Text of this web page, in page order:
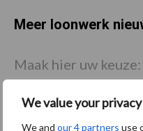
We value your privacy
We and our 4 partners use
Meer loonwerk
Maak hier uw keuze: